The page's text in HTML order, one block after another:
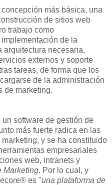
más básica, una
de sitios web
trabajo como
de la
arquitectura necesaria,
externos y soporte
tareas, de forma que los
de la administración
de marketing.
un software de gestión de
más fuerte radica en las
y se ha constituido
empresariales
web, intranets y
Marketing. Por lo cual, y
es "una plataforma de